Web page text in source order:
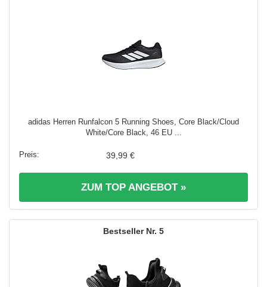
adidas Herren Runfalcon 5 Running Shoes, Core Black/Cloud
White/Core Black, 46 EU ...
39,99 €
ZUM TOP ANGEBOT »
5